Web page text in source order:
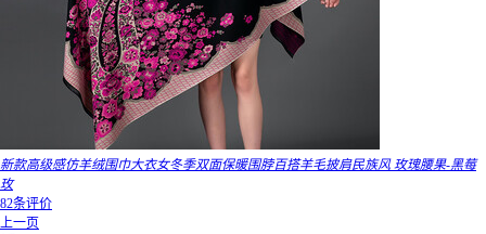
新款高级感仿羊绒围巾大衣女冬季双面保暖围脖百搭羊毛披肩民族风 玫瑰腰果-黑莓
玫
82条评价
上一页